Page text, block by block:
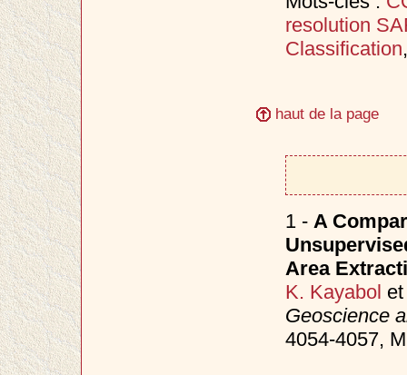
resolution
Classification
haut de la page
1 - A
Area
K. Kayabol
Geoscience
4054-4057,